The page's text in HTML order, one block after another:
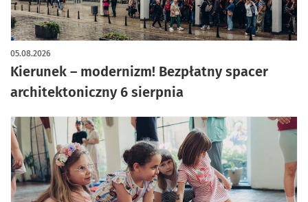
Kierunek – modernizm! Bezpłatny spacer
architektoniczny 6 sierpnia
05.08.2026